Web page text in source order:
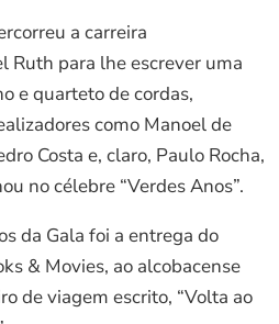
a carreira
Ruth para lhe escrever uma
e quarteto de cordas,
como Manoel de
Costa e, claro, Paulo Rocha,
no célebre “Verdes Anos”.
da Gala foi a entrega do
& Movies, ao alcobacense
de viagem escrito, “Volta ao